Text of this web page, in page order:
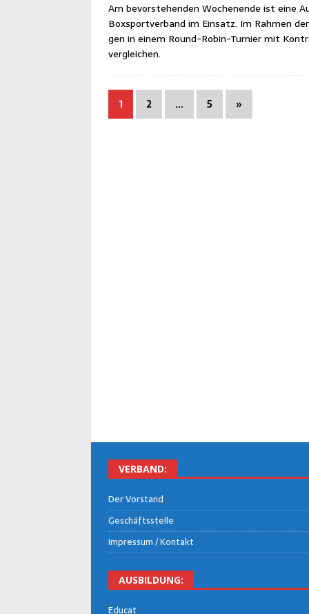
Am bevor­ste­hen­den Wochen­en­de ist eine
Box­sport­ver­band im Ein­satz. Im Rah­men
gen in einem Round-Robin-Tur­nier mit
vergleichen.
1 2 … 5 »
VER­BAND:
Der Vor­stand
Geschäfts­stel­le
Impres­sum / Kontakt
AUS­BIL­DUNG:
Edu­cat